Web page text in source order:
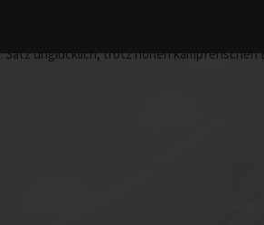
Satz unglücklich, trotz hohen